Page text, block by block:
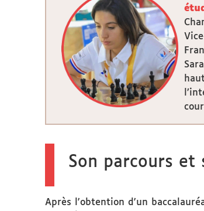
Son parcours et
Après l'obtention d'un